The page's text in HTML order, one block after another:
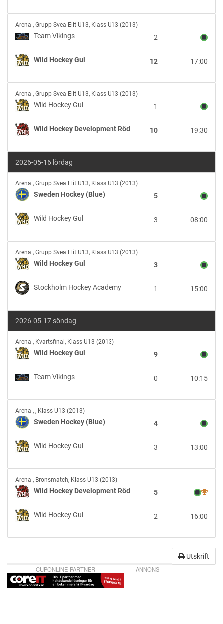
Gul
Team
Vikings
Wild
Hockey
Arena , Grupp Svea Elit U13, Klass U13 (2013)
Team Vikings 2
Wild Hockey Gul 17:00
12
Wild
Hockey
Gul
vs
Wild
Development
Röd
Arena , Grupp Svea Elit U13, Klass U13 (2013)
Wild Hockey Gul 1
Wild Hockey Development Röd 19:30
10
2026-05-16 lördag
Sweden
Hockey
(Blue)
vs
Wild
Gul
Arena , Grupp Svea Elit U13, Klass U13 (2013)
Sweden Hockey (Blue) 5
Wild Hockey Gul 08:00
3
Wild
Hockey
Gul
vs
Stockholm
Academy
Arena , Grupp Svea Elit U13, Klass U13 (2013)
Wild Hockey Gul 3
Stockholm Hockey Academy 15:00
1
2026-05-17 söndag
Wild
Hockey
Gul
Team
Arena , Kvartsfinal, Klass U13 (2013)
Wild Hockey Gul 9
Team Vikings 10:15
0
Sweden
Hockey
(Blue)
vs
Wild
Gul
Arena , , Klass U13 (2013)
Sweden Hockey (Blue) 4
Wild Hockey Gul 13:00
3
Wild
Hockey
Development
Röd
vs
Hockey
Arena , Bronsmatch, Klass U13 (2013)
Wild Hockey Development Röd 5
Wild Hockey Gul 16:00
2
Utskrift
CUPONLINE-PARTNER
ANNONS